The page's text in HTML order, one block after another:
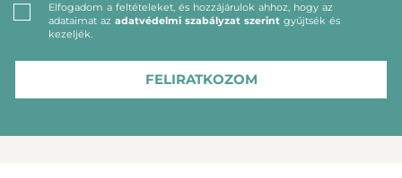
Elfogadom a feltételeket, és hozzájárulok ahhoz, hogy az
adataimat az adatvédelmi szabályzat szerint gyűjtsék és
kezeljék.
FELIRATKOZOM